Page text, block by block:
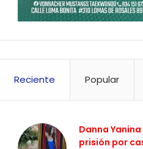
Reciente Popular
Danna
prisión por